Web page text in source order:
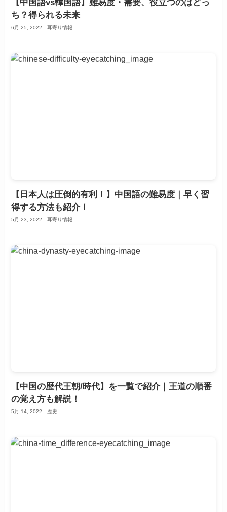
【中国語vs韓国語】難易度・需要、役立つのはどっ
ち？得られる未来
6月 25, 2022 耳寄り情報
【日本人は圧倒的有利！】中国語の難易度｜早く習
得する方法も紹介！
5月 23, 2022 耳寄り情報
【中国の歴代王朝/時代】を一覧で紹介｜王道の順番
の覚え方も解説！
5月 14, 2022 歴史